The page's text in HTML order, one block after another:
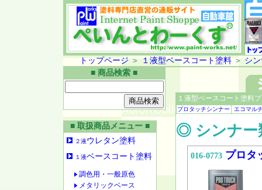
トップページ ＞ １液型ベースコート塗料＞ シ
■ 商品検索 ■
■ 取扱商品メニュー ■
２液ウレタン塗料
１液ベースコート塗料
調色用・一般原色
メタリックベース
１液型ベースコート塗料
プロタッチシンナー エコマル
◎ シンナー
016-0773プロタ